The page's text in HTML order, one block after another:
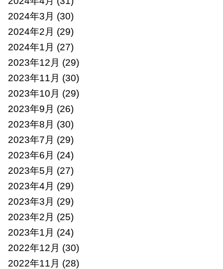
2024年3月 (30)
2024年2月 (29)
2024年1月 (27)
2023年12月 (29)
2023年11月 (30)
2023年10月 (29)
2023年9月 (26)
2023年8月 (30)
2023年7月 (29)
2023年6月 (24)
2023年5月 (27)
2023年4月 (29)
2023年3月 (29)
2023年2月 (25)
2023年1月 (24)
2022年12月 (30)
2022年11月 (28)